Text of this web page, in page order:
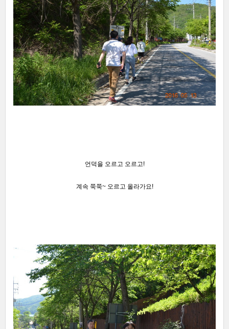
언덕을 오르고 오르고!
계속 쭉쭉~ 오르고 올라가요!